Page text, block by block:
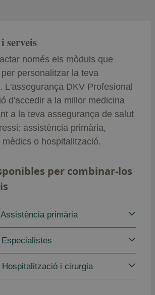
serveis
només els mòduls que
personalitzar la teva
L'assegurança DKV Profesional
d'accedir a la millor medicina
a la teva assegurança de salut
assistència primària,
o hospitalització.
per combinar-los
primària
Hospitalització i cirurgia